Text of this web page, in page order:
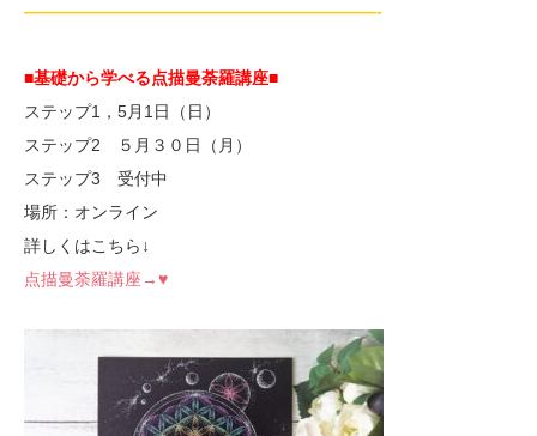
—————————————————————-
■基礎から学べる点描曼荼羅講座■
ステップ1，5月1日（日）
ステップ2 ５月３０日（月）
ステップ3 受付中
場所：オンライン
詳しくはこちら↓
点描曼荼羅講座→♥